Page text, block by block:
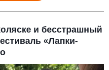
и бесстрашный
«Лапки-